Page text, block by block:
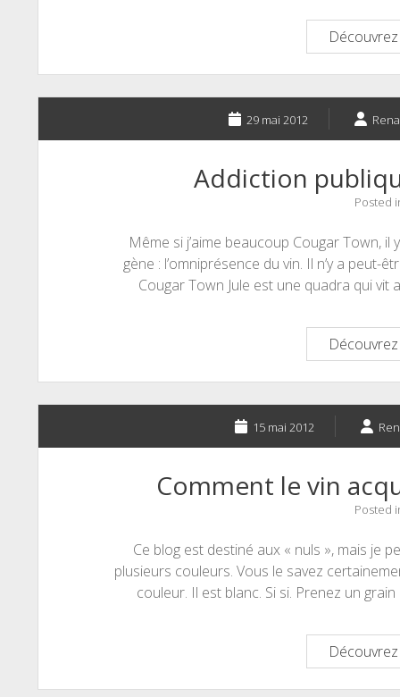
29 mai 2012
Addiction
Posted
Même si j’aime beaucoup Cougar Town,
gène : l’omniprésence du vin. Il n’y a
Cougar Town Jule est une quadra qui
15 mai 2012
Comment le vin
Posted
Ce blog est destiné aux « nuls », mais je
plusieurs couleurs. Vous le savez
couleur. Il est blanc. Si si. Prenez un